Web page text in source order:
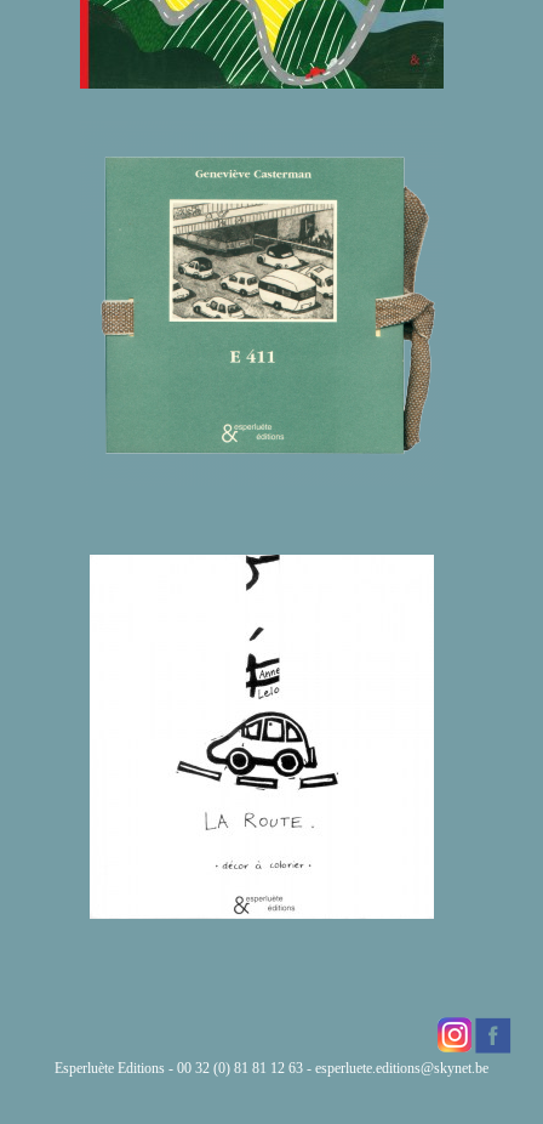
Esperluète Editions - 00 32 (0) 81 81 12 63 - esperluete.editions@skynet.be